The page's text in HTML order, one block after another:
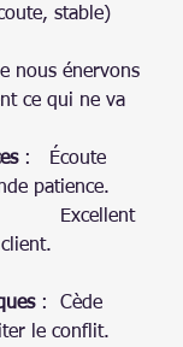
stable)
nous énervons
ce qui ne va
:   Écoute
patience.
Risques
:  Cède
le conflit.